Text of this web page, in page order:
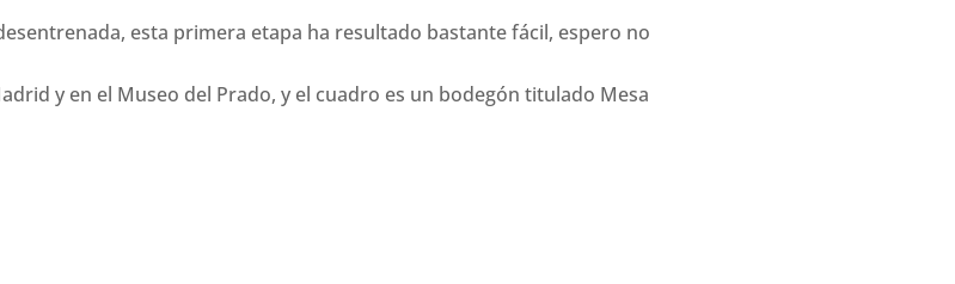
esta primera etapa ha resultado bastante fácil, espero no
y en el Museo del Prado, y el cuadro es un bodegón titulado Mesa